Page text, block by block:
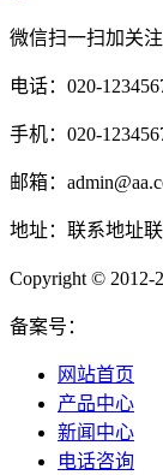
微信扫一扫加关注
电话：020-
手机：020-
邮箱：
地址：联系地址
Copyright ©
备案号：
网站首页
产品中心
新闻中心
电话咨询